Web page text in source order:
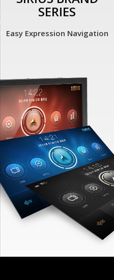
SERIES
Easy Expression Navigation